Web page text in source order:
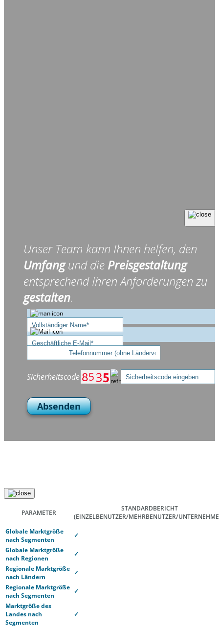
Unser Team kann Ihnen helfen, den
Umfangund die Preisgestaltung
entsprechend Ihren Anforderungen zu
gestalten.
Sicherheitscode
Absenden
PARAMETER
STANDARDBERICHT
(EINZELBENUTZER/MEHRBENUTZER/
Globale Marktgröße
nach Segmenten
✓
Globale Marktgröße
nach Regionen
✓
Regionale Marktgröße
nach Ländern
✓
Regionale Marktgröße
nach Segmenten
✓
Marktgröße des
Landes nach
Segmenten
✓